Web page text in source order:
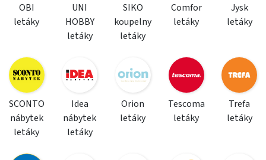
OBI
letáky
UNI
HOBBY
letáky
SIKO
koupelny
letáky
Comfor
letáky
Jysk
letáky
SCONTO
nábytek
letáky
Idea
nábytek
letáky
Orion
letáky
Tescoma
letáky
Trefa
letáky